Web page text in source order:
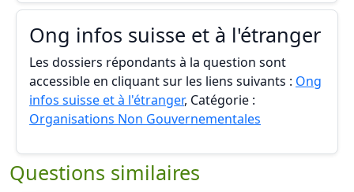
Ong infos suisse et à l'étranger
Les dossiers répondants à la question sont
accessible en cliquant sur les liens suivants : Ong
infos suisse et à l'étranger, Catégorie :
Organisations Non Gouvernementales
Questions similaires